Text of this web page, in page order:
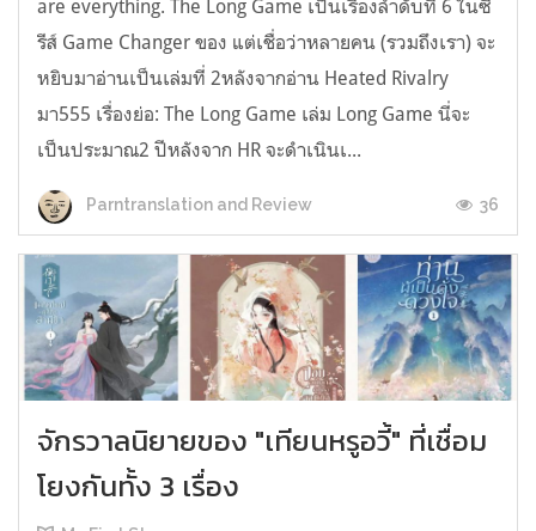
are everything. The Long Game เป็นเรื่องลำดับที่ 6 ในซี
รีส์ Game Changer ของ แต่เชื่อว่าหลายคน (รวมถึงเรา) จะ
หยิบมาอ่านเป็นเล่มที่ 2หลังจากอ่าน Heated Rivalry
มา555 เรื่องย่อ: The Long Game เล่ม Long Game นี่จะ
เป็นประมาณ2 ปีหลังจาก HR จะดำเนินเ...
Parntranslation and Review 36
จักรวาลนิยายของ "เทียนหรูอวี้" ที่เชื่อม
โยงกันทั้ง 3 เรื่อง